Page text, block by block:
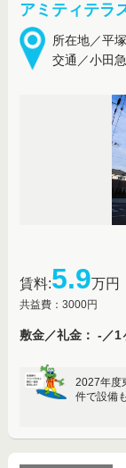
アミティテラ
所在地／平
交通／小田
賃料:5.9万円
共益費：3000円
敷金／礼金： -／1
2027年度
件で設備